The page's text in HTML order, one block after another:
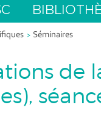
Séminaires
de